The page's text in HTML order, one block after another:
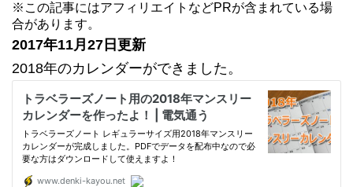
※この記事にはアフィリエイトなどPRが含まれている場
合があります。
2017年11月27日更新
2018年のカレンダーができました。